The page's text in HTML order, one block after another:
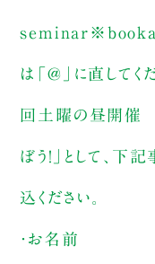
は「@」に直してく
回土曜の昼開催
ぼう！」として、下
込ください。
・お名前